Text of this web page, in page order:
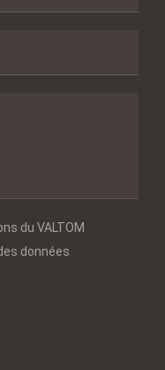
du VALTOM
données